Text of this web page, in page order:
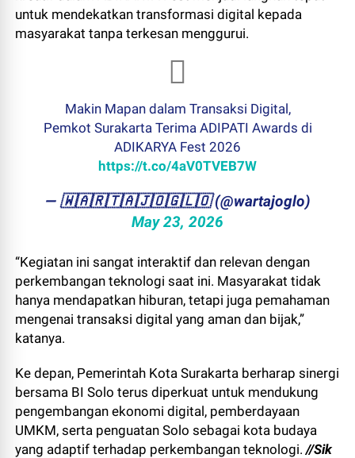
untuk mendekatkan transformasi digital kepada
masyarakat tanpa terkesan menggurui.
Makin Mapan dalam Transaksi Digital,
Pemkot Surakarta Terima ADIPATI Awards di
ADIKARYA Fest 2026
https://t.co/4aV0TVEB7W
— ​🇼​​🇦​​🇷​​🇹​​🇦​​🇯​​🇴​​🇬​​🇱​​🇴 (@wartajoglo)
May 23, 2026
“Kegiatan ini sangat interaktif dan relevan dengan
perkembangan teknologi saat ini. Masyarakat tidak
hanya mendapatkan hiburan, tetapi juga pemahaman
mengenai transaksi digital yang aman dan bijak,”
katanya.
Ke depan, Pemerintah Kota Surakarta berharap sinergi
bersama BI Solo terus diperkuat untuk mendukung
pengembangan ekonomi digital, pemberdayaan
UMKM, serta penguatan Solo sebagai kota budaya
yang adaptif terhadap perkembangan teknologi.//Sik